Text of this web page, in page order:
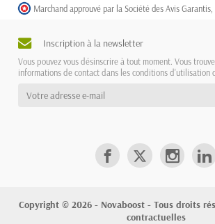
Marchand approuvé par la Société des Avis Garantis,
Inscription à la newsletter
Vous pouvez vous désinscrire à tout moment. Vous
informations de contact dans les conditions d'utilisation
Copyright © 2026 - Novaboost - Tous droits
contractuelles